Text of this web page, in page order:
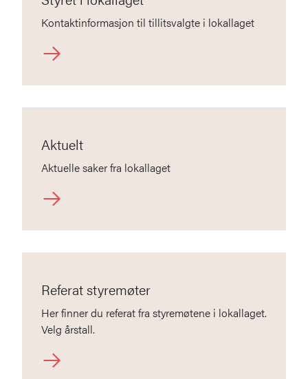
Kontaktinformasjon til tillitsvalgte i lokallaget
Aktuelt
Aktuelle saker fra lokallaget
Referat styremøter
Her finner du referat fra styremøtene i lokallaget.
Velg årstall.